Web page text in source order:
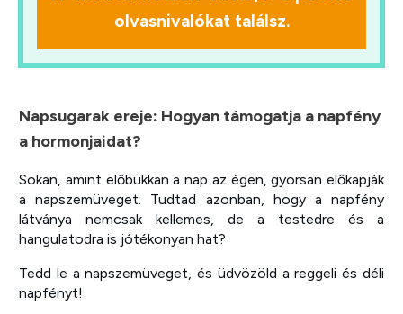
olvasnivalókat találsz.
Napsugarak ereje: Hogyan támogatja a napfény
a hormonjaidat?
Sokan, amint előbukkan a nap az égen, gyorsan előkapják
a napszemüveget. Tudtad azonban, hogy a napfény
látványa nemcsak kellemes, de a testedre és a
hangulatodra is jótékonyan hat?
Tedd le a napszemüveget, és üdvözöld a reggeli és déli
napfényt!